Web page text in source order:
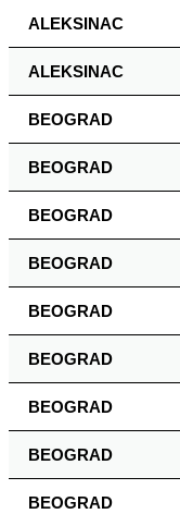
ALEKSINAC
ALEKSINAC
BEOGRAD
BEOGRAD
BEOGRAD
BEOGRAD
BEOGRAD
BEOGRAD
BEOGRAD
BEOGRAD
BEOGRAD